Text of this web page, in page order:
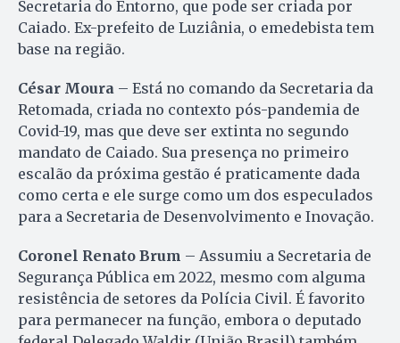
Secretaria do Entorno, que pode ser criada por
Caiado. Ex-prefeito de Luziânia, o emedebista tem
base na região.
César Moura – Está no comando da Secretaria da
Retomada, criada no contexto pós-pandemia de
Covid-19, mas que deve ser extinta no segundo
mandato de Caiado. Sua presença no primeiro
escalão da próxima gestão é praticamente dada
como certa e ele surge como um dos especulados
para a Secretaria de Desenvolvimento e Inovação.
Coronel Renato Brum – Assumiu a Secretaria de
Segurança Pública em 2022, mesmo com alguma
resistência de setores da Polícia Civil. É favorito
para permanecer na função, embora o deputado